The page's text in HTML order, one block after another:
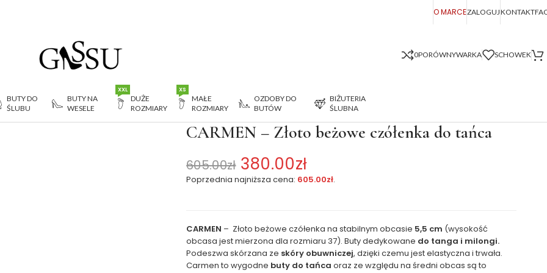
O MARCEZALOGUJKONTAKT
0PORÓWNYWARKA SCHOWEK
BUTY DO
ŚLUBU
BUTY NA
WESELE
DUŻE
ROZMIARY
XXL
MAŁE
ROZMIARY
XS
OZDOBY DO
BUTÓW
BIŻUTERIA
ŚLUBNA
beżowe czółenka do tańca
CARMEN – Złoto beżowe czółenka do tańca
605.00zł 380.00zł
Poprzednia najniższa cena: 605.00zł.
CARMEN – Złoto beżowe czółenka na stabilnym obcasie 5,5 cm (wysokość
obcasa jest mierzona dla rozmiaru 37). Buty dedykowane do tanga i milongi.
Podeszwa skórzana ze skóry obuwniczej, dzięki czemu jest elastyczna i trwała.
Carmen to wygodne buty do tańcaoraz ze względu na średni obcas są to